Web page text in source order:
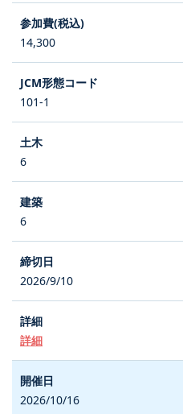
14,300
101-1
6
6
2026/9/10
詳細
2026/10/16